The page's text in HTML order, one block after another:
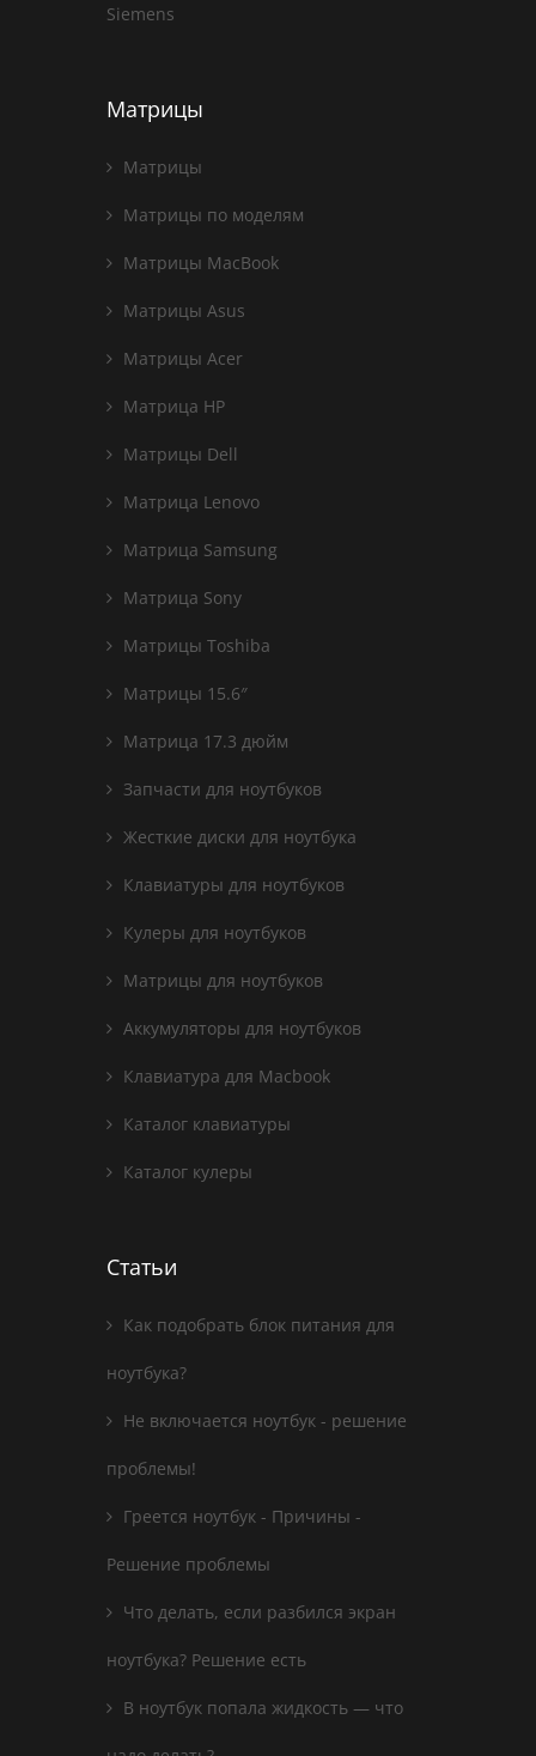
Siemens
Матрицы
Матрицы
Матрицы по моделям
Матрицы MacBook
Матрицы Asus
Матрицы Acer
Матрица HP
Матрицы Dell
Матрица Lenovo
Матрица Samsung
Матрица Sony
Матрицы Toshiba
Матрицы 15.6″
Матрица 17.3 дюйм
Запчасти для ноутбуков
Жесткие диски для ноутбука
Клавиатуры для ноутбуков
Кулеры для ноутбуков
Матрицы для ноутбуков
Аккумуляторы для ноутбуков
Клавиатура для Macbook
Каталог клавиатуры
Каталог кулеры
Статьи
Как подобрать блок питания для
ноутбука?
Не включается ноутбук - решение
проблемы!
Греется ноутбук - Причины -
Решение проблемы
Что делать, если разбился экран
ноутбука? Решение есть
В ноутбук попала жидкость — что